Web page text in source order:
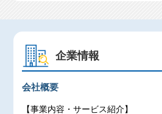
企業情報
会社概要
【事業内容・サービス紹介】